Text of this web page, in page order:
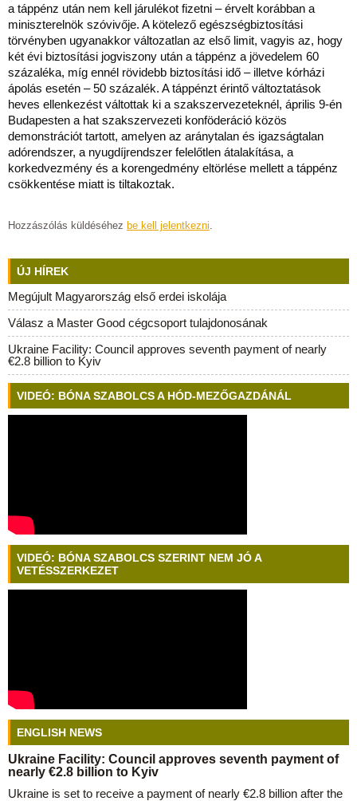
a táppénz után nem kell járulékot fizetni – érvelt korábban a
miniszterelnök szóvivője. A kötelező egészségbiztosítási
törvényben ugyanakkor változatlan az első limit, vagyis az, hogy
két évi biztosítási jogviszony után a táppénz a jövedelem 60
százaléka, míg ennél rövidebb biztosítási idő – illetve kórházi
ápolás esetén – 50 százalék. A táppénzt érintő változtatások
heves ellenkezést váltottak ki a szakszervezeteknél, április 9-én
Budapesten a hat szakszervezeti konföderáció közös
demonstrációt tartott, amelyen az aránytalan és igazságtalan
adórendszer, a nyugdíjrendszer felelőtlen átalakítása, a
korkedvezmény és a korengedmény eltörlése mellett a táppénz
csökkentése miatt is tiltakoztak.
Hozzászólás küldéséhez be kell jelentkezni.
ÚJ HÍREK
Megújult Magyarország első erdei iskolája
Válasz a Master Good cégcsoport tulajdonosának
Ukraine Facility: Council approves seventh payment of nearly
€2.8 billion to Kyiv
VIDEÓ: BÓNA SZABOLCS A HÓD-MEZŐGAZDÁNÁL
VIDEÓ: BÓNA SZABOLCS SZERINT NEM JÓ A
VETÉSSZERKEZET
ENGLISH NEWS
Ukraine Facility: Council approves seventh payment of
nearly €2.8 billion to Kyiv
Ukraine is set to receive a payment of nearly €2.8 billion after the